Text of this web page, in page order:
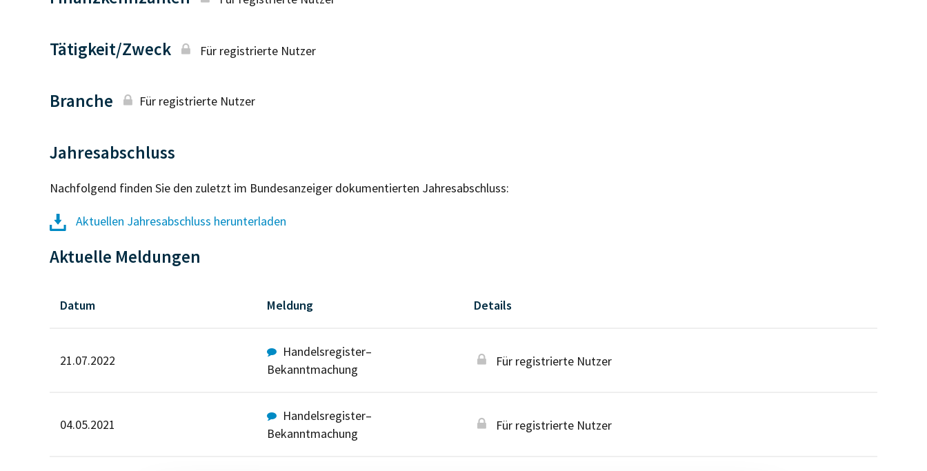
Tätigkeit/Zweck Für registrierte Nutzer
Branche Für registrierte Nutzer
Jahresabschluss
Nachfolgend finden Sie den zuletzt im Bundesanzeiger dokumentierten Jahresabschluss:
Aktuellen Jahresabschluss herunterladen
Aktuelle Meldungen
Datum Meldung Details
21.07.2022
Handelsregister–
Bekanntmachung
Für registrierte Nutzer
04.05.2021
Handelsregister–
Bekanntmachung
Für registrierte Nutzer